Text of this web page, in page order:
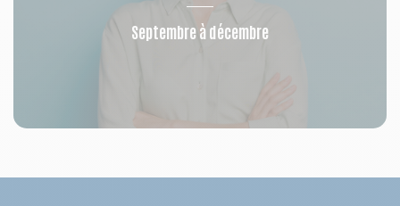
Septembre à décembre